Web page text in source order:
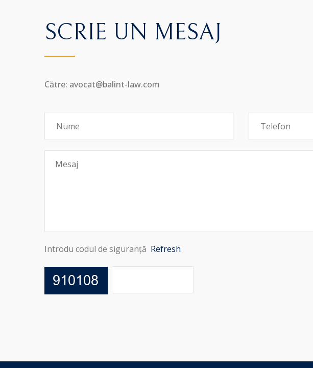
SCRIE UN MESAJ
Către: avocat@balint-law.com
Introdu codul de siguranță Refresh